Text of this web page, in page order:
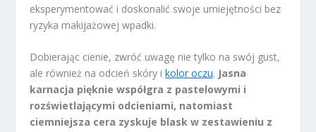
eksperymentować i doskonalić swoje umiejętności bez
ryzyka makijażowej wpadki.
Dobierając cienie, zwróć uwagę nie tylko na swój gust,
ale również na odcień skóry ikolor oczu. Jasna
karnacja pięknie współgra z pastelowymi i
rozświetlającymi odcieniami, natomiast
ciemniejsza cera zyskuje blask w zestawieniu z